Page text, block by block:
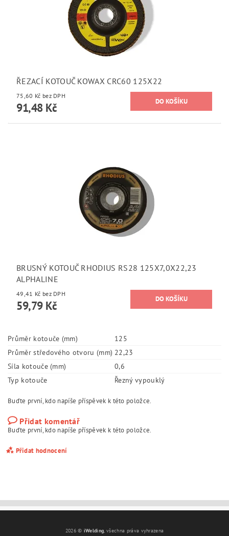
ŘEZACÍ KOTOUČ KOWAX CRC60 125X22
75,60 Kč bez DPH
91,48 Kč
BRUSNÝ KOTOUČ RHODIUS RS28 125X7,0X22,23
ALPHALINE
49,41 Kč bez DPH
59,79 Kč
Průměr kotouče (mm)
125
Průměr středového otvoru (mm) 22,23
Síla kotouče (mm)
0,6
Typ kotouče
Řezný vypouklý
Buďte první, kdo napíše příspěvek k této položce.
Přidat komentář
Buďte první, kdo napíše příspěvek k této položce.
Přidat hodnocení
2026 © iWelding , všechna práva vyhrazena